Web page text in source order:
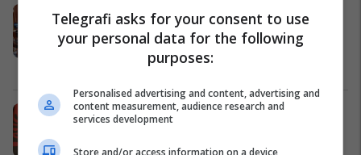
Debate në seancën e fundit
parlamentare, PD dhe PS përplasen
për zjarrin në Elbasan
Shqipëri 03/07/2025
34 vjetori i themelimit të PS-së,
Rama: Flamuri ynë u ngjit më lart se
asnjëherë, falë shqiptarëve që u
Telegrafi asks for your consent to use
your personal data for the following
purposes:
Personalised advertising and content, advertising and
content measurement, audience research and
services development
Store and/or access information on a device